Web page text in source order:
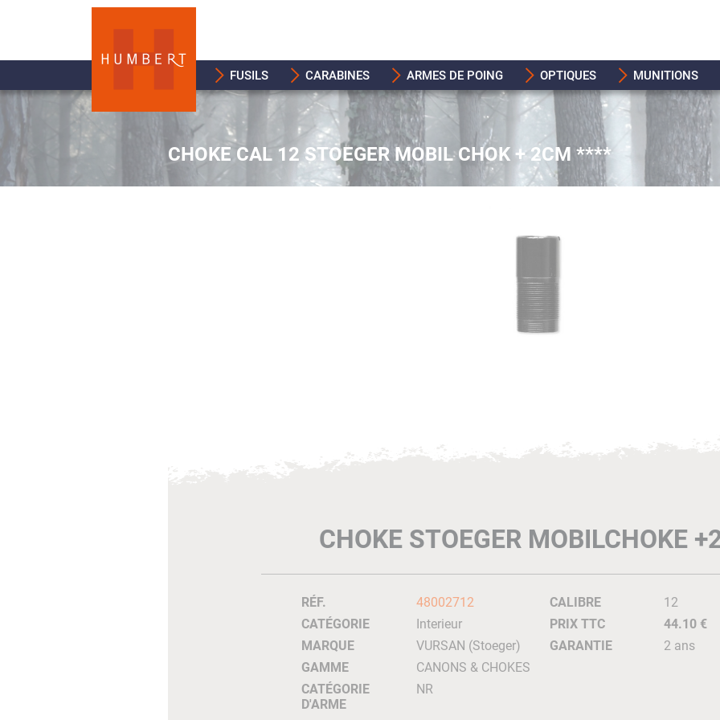
FUSILS CARABINES ARMES DE POING OPTIQUES MUNITIONS
CHOKE CAL 12 STOEGER MOBIL CHOK + 2CM ****
CHOKE STOEGER MOBILCHOKE
RÉF.
48002712
CATÉGORIE
Interieur
MARQUE
VURSAN (Stoeger)
GAMME
CANONS & CHOKES
CATÉGORIE
D'ARME
NR
CALIBRE
12
PRIX TTC
44.10 €
GARANTIE
2 ans